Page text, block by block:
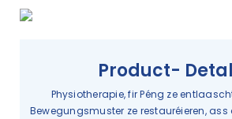
Product-
Physiotherapie, fir Péng ze
Bewegungsmuster ze restauréieren,